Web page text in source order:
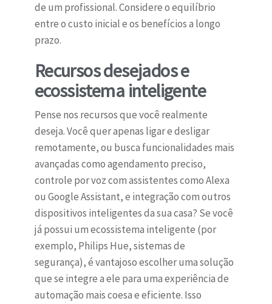
de um profissional. Considere o equilíbrio
entre o custo inicial e os benefícios a longo
prazo.
Recursos desejados e
ecossistema inteligente
Pense nos recursos que você realmente
deseja. Você quer apenas ligar e desligar
remotamente, ou busca funcionalidades mais
avançadas como agendamento preciso,
controle por voz com assistentes como Alexa
ou Google Assistant, e integração com outros
dispositivos inteligentes da sua casa? Se você
já possui um ecossistema inteligente (por
exemplo, Philips Hue, sistemas de
segurança), é vantajoso escolher uma solução
que se integre a ele para uma experiência de
automação mais coesa e eficiente. Isso